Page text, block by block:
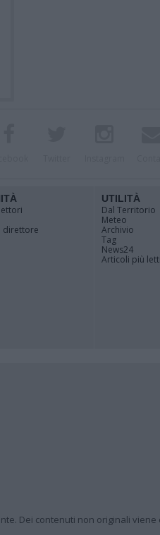
direttore
UTILITÀ
Dal Territorio
Meteo
Archivio
Tag
News24
Articoli più letti
Dei contenuti non originali viene